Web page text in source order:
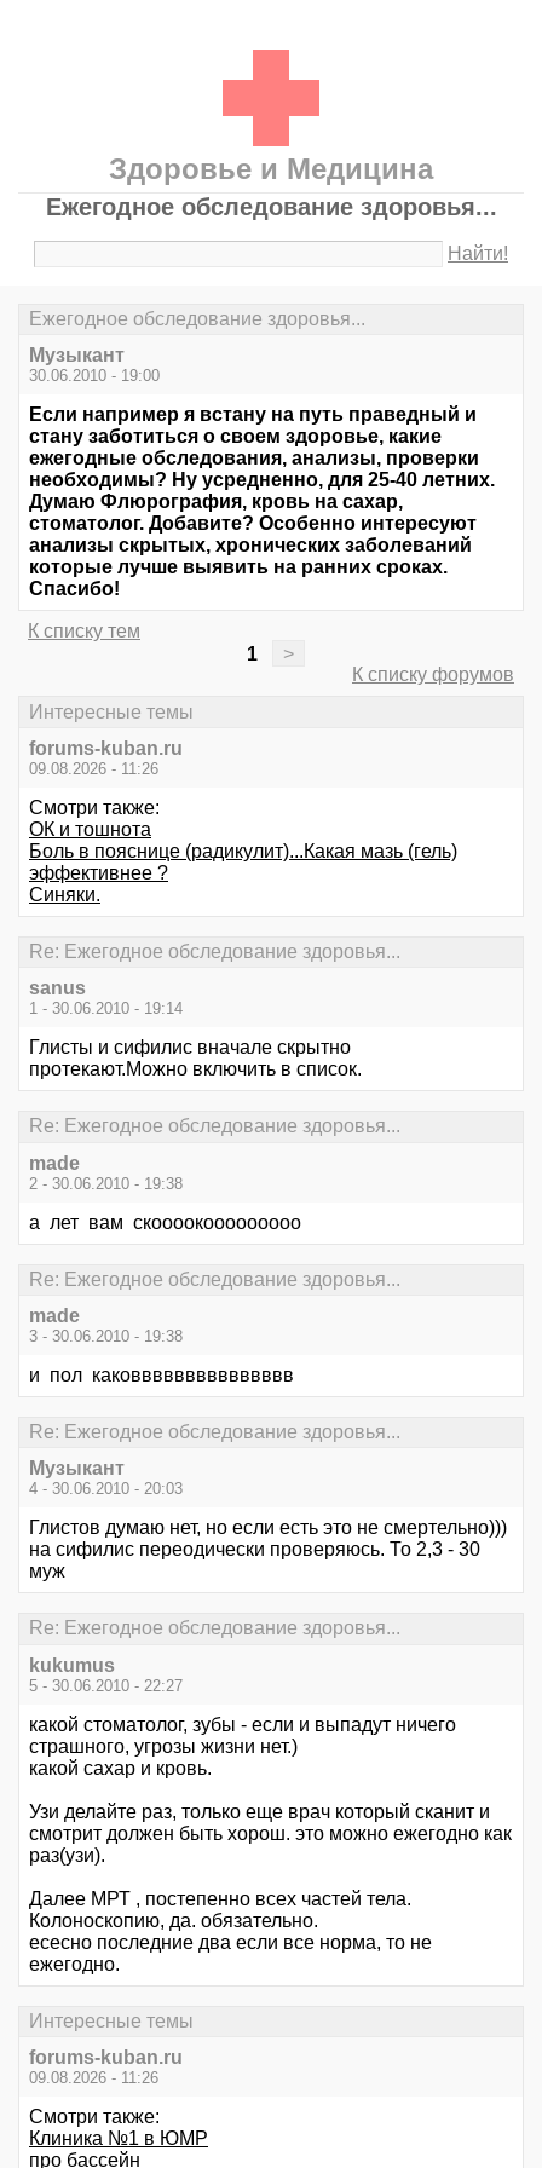
Здоровье и Медицина
Ежегодное обследование здоровья...
Найти!
Ежегодное обследование здоровья...
Музыкант
30.06.2010 - 19:00
Если например я встану на путь праведный и
стану заботиться о своем здоровье, какие
ежегодные обследования, анализы, проверки
необходимы? Ну усредненно, для 25-40 летних.
Думаю Флюрография, кровь на сахар,
стоматолог. Добавите? Особенно интересуют
анализы скрытых, хронических заболеваний
которые лучше выявить на ранних сроках.
Спасибо!
К списку тем
1
>
К списку форумов
Интересные темы
forums-kuban.ru
09.08.2026 - 11:26
Смотри также:
ОК и тошнота
Боль в пояснице (радикулит)...Какая мазь (гель)
эффективнее ?
Синяки.
Re: Ежегодное обследование здоровья...
sanus
1 - 30.06.2010 - 19:14
Глисты и сифилис вначале скрытно
протекают.Можно включить в список.
Re: Ежегодное обследование здоровья...
made
2 - 30.06.2010 - 19:38
а лет вам скоооокооооооооо
Re: Ежегодное обследование здоровья...
made
3 - 30.06.2010 - 19:38
и пол каковвввввввввввввв
Re: Ежегодное обследование здоровья...
Музыкант
4 - 30.06.2010 - 20:03
Глистов думаю нет, но если есть это не смертельно)))
на сифилис переодически проверяюсь. То 2,3 - 30
муж
Re: Ежегодное обследование здоровья...
kukumus
5 - 30.06.2010 - 22:27
какой стоматолог, зубы - если и выпадут ничего
страшного, угрозы жизни нет.)
какой сахар и кровь.
Узи делайте раз, только еще врач который сканит и
смотрит должен быть хорош. это можно ежегодно как
раз(узи).
Далее МРТ , постепенно всех частей тела.
Колоноскопию, да. обязательно.
есесно последние два если все норма, то не
ежегодно.
Интересные темы
forums-kuban.ru
09.08.2026 - 11:26
Смотри также:
Клиника №1 в ЮМР
про бaссeйн